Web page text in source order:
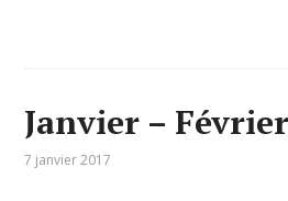
Janvier –
7 janvier 2017